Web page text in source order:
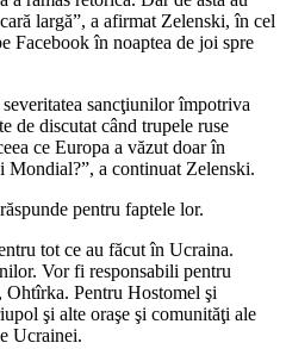
largă”, a afirmat Zelenski, în cel
Facebook în noaptea de joi spre
sancţiunilor împotriva
de discutat când trupele ruse
ce Europa a văzut doar în
a continuat Zelenski.
pentru faptele lor.
tot ce au făcut în Ucraina.
Vor fi responsabili pentru
Pentru Hostomel şi
şi alte oraşe şi comunităţi ale
Ucrainei.